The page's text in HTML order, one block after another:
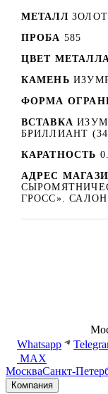
МЕТАЛЛ
ПРОБА 585
ЦВЕТ
КАМЕНЬ
ФОРМА
ВСТАВКА
БРИЛЛИАНТ
КАРАТНОСТЬ
АДРЕС
ГРОСС». САЛОН
Whatsapp
MAX
МоскваСанкт-
Компания